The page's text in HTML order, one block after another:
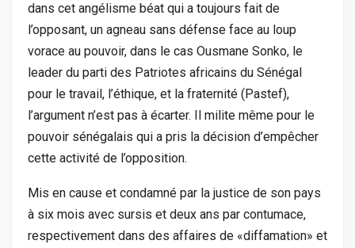
dans cet angélisme béat qui a toujours fait de
l’opposant, un agneau sans défense face au loup
vorace au pouvoir, dans le cas Ousmane Sonko, le
leader du parti des Patriotes africains du Sénégal
pour le travail, l’éthique, et la fraternité (Pastef),
l’argument n’est pas à écarter. Il milite même pour le
pouvoir sénégalais qui a pris la décision d’empêcher
cette activité de l’opposition.
Mis en cause et condamné par la justice de son pays
à six mois avec sursis et deux ans par contumace,
respectivement dans des affaires de «diffamation» et